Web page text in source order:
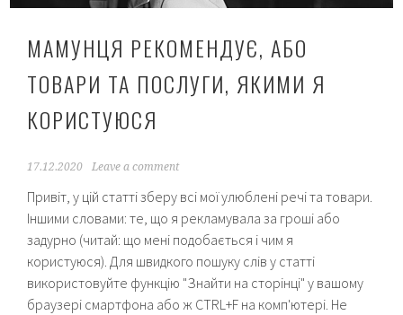
МАМУНЦЯ РЕКОМЕНДУЄ, АБО
ТОВАРИ ТА ПОСЛУГИ, ЯКИМИ Я
КОРИСТУЮСЯ
17.12.2020 Leave a comment
Привіт, у цій статті зберу всі мої улюблені речі та товари.
Іншими словами: те, що я рекламувала за гроші або
задурно (читай: що мені подобається і чим я
користуюся). Для швидкого пошуку слів у статті
використовуйте функцію "Знайти на сторінці" у вашому
браузері смартфона або ж CTRL+F на комп'ютері. Не